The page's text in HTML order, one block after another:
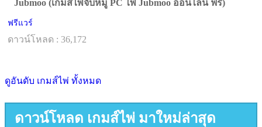
Jubmoo (เกมส์ไพ่จับหมู PC ไพ่ Jubmoo ออนไลน์ ฟรี)
ฟรีแวร์
ดาวน์โหลด : 36,172
ดูอันดับ เกมส์ไพ่ ทั้งหมด
ดาวน์โหลด เกมส์ไพ่ มาใหม่ล่าสุด